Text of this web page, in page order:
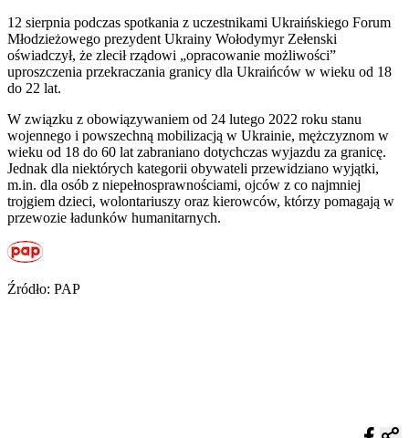
12 sierpnia podczas spotkania z uczestnikami Ukraińskiego Forum
Młodzieżowego prezydent Ukrainy Wołodymyr Zełenski
oświadczył, że zlecił rządowi „opracowanie możliwości”
uproszczenia przekraczania granicy dla Ukraińców w wieku od 18
do 22 lat.
W związku z obowiązywaniem od 24 lutego 2022 roku stanu
wojennego i powszechną mobilizacją w Ukrainie, mężczyznom w
wieku od 18 do 60 lat zabraniano dotychczas wyjazdu za granicę.
Jednak dla niektórych kategorii obywateli przewidziano wyjątki,
m.in. dla osób z niepełnosprawnościami, ojców z co najmniej
trojgiem dzieci, wolontariuszy oraz kierowców, którzy pomagają w
przewozie ładunków humanitarnych.
Źródło: PAP